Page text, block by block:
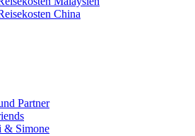
China
Partner
& Simone